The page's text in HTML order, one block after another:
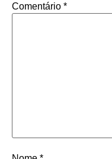
Comentário *